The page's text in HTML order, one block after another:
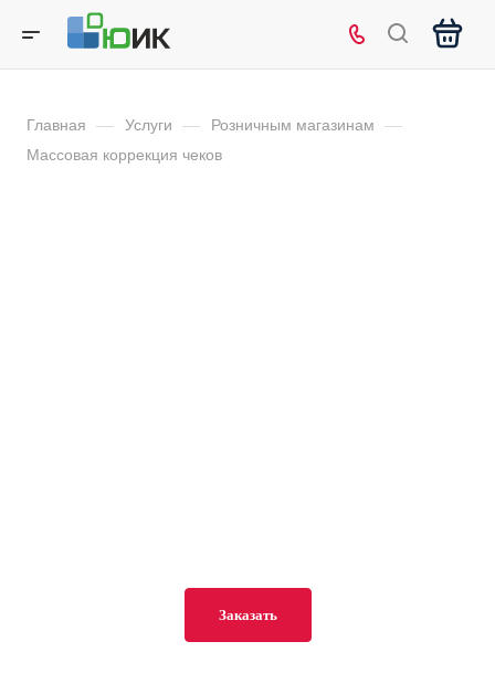
Главная — Услуги — Розничным магазинам —
Массовая коррекция чеков
Заказать